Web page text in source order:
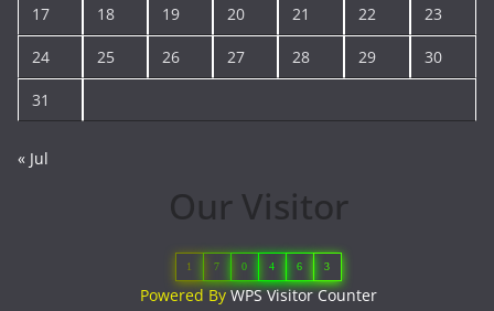
17 18 19 20 21 22 23
24 25 26 27 28 29 30
31
« Jul
Our Visitor
1 7 0 4 6 3
Powered ByWPS Visitor Counter